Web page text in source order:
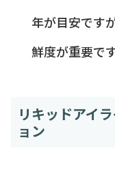
年が目安です
鮮度が重要です
リキッドアイ
ョン